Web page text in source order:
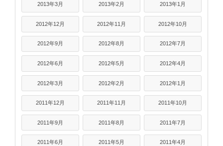
2013年3月 2013年2月 2013年1月
2012年12月 2012年11月 2012年10月
2012年9月 2012年8月 2012年7月
2012年6月 2012年5月 2012年4月
2012年3月 2012年2月 2012年1月
2011年12月 2011年11月 2011年10月
2011年9月 2011年8月 2011年7月
2011年6月 2011年5月 2011年4月